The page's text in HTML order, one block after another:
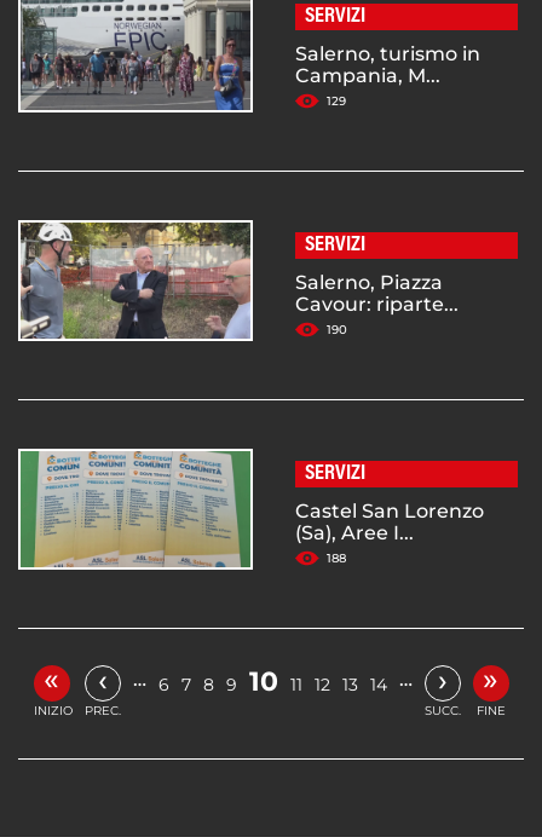
SERVIZI
Salerno, turismo in
Campania, M...
129
SERVIZI
Salerno, Piazza
Cavour: riparte...
190
SERVIZI
Castel San Lorenzo
(Sa), Aree I...
188
«
INIZIO
‹
PREC.
… 6 7 8 9 10 11 12 13 14 … ›
SUCC.
»
FINE